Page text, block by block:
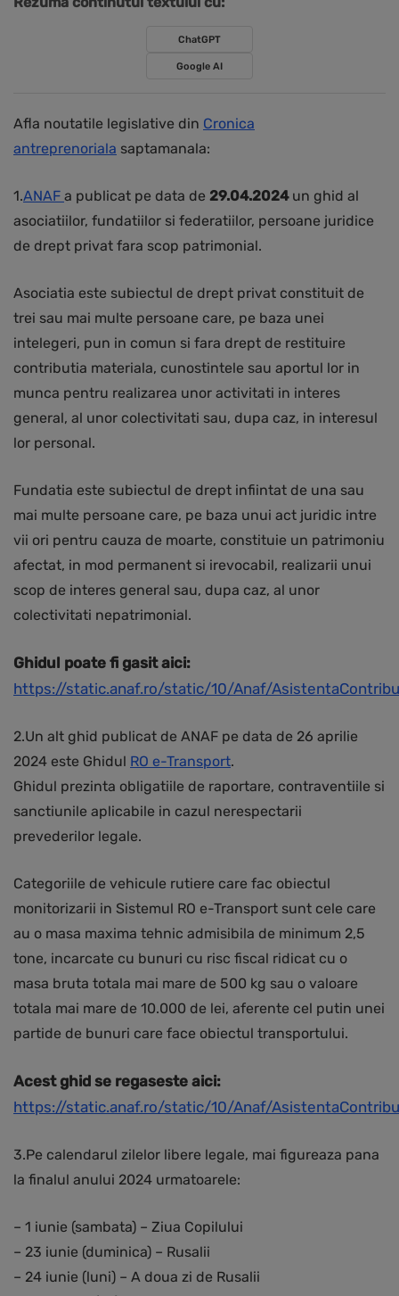
ChatGPT
Google AI
Afla noutatile legislative din Cronica
antreprenoriala saptamanala:
1.ANAF a publicat pe data de 29.04.2024 un ghid al
asociatiilor, fundatiilor si federatiilor, persoane juridice
de drept privat fara scop patrimonial.
Asociatia este subiectul de drept privat constituit de
trei sau mai multe persoane care, pe baza unei
intelegeri, pun in comun si fara drept de restituire
contributia materiala, cunostintele sau aportul lor in
munca pentru realizarea unor activitati in interes
general, al unor colectivitati sau, dupa caz, in interesul
lor personal.
Fundatia este subiectul de drept infiintat de una sau
mai multe persoane care, pe baza unui act juridic intre
vii ori pentru cauza de moarte, constituie un patrimoniu
afectat, in mod permanent si irevocabil, realizarii unui
scop de interes general sau, dupa caz, al unor
colectivitati nepatrimonial.
Ghidul poate fi gasit aici:
https://static.anaf.ro/static/10/Anaf/
2.Un alt ghid publicat de ANAF pe data de 26 aprilie
2024 este Ghidul RO e-Transport.
Ghidul prezinta obligatiile de raportare, contraventiile si
sanctiunile aplicabile in cazul nerespectarii
prevederilor legale.
Categoriile de vehicule rutiere care fac obiectul
monitorizarii in Sistemul RO e-Transport sunt cele care
au o masa maxima tehnic admisibila de minimum 2,5
tone, incarcate cu bunuri cu risc fiscal ridicat cu o
masa bruta totala mai mare de 500 kg sau o valoare
totala mai mare de 10.000 de lei, aferente cel putin unei
partide de bunuri care face obiectul transportului.
Acest ghid se regaseste aici:
https://static.anaf.ro/static/10/Anaf/
3.Pe calendarul zilelor libere legale, mai figureaza pana
la finalul anului 2024 urmatoarele:
– 1 iunie (sambata) – Ziua Copilului
– 23 iunie (duminica) – Rusalii
– 24 iunie (luni) – A doua zi de Rusalii